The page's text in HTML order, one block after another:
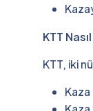
KTT
KTT, iki